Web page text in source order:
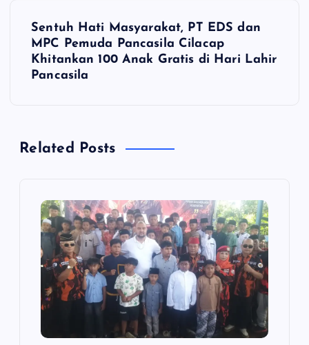
N
g
Sentuh Hati Masyarakat, PT EDS dan
MPC Pemuda Pancasila Cilacap
Khitankan 100 Anak Gratis di Hari Lahir
Pancasila
Related Posts